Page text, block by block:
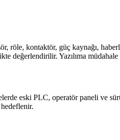
röle, kontaktör, güç kaynağı,
değerlendirilir. Yazılıma
eski PLC, operatör paneli ve